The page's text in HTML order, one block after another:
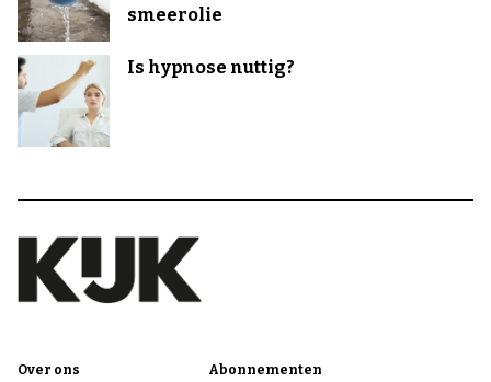
smeerolie
Is hypnose nuttig?
Over ons Abonnementen